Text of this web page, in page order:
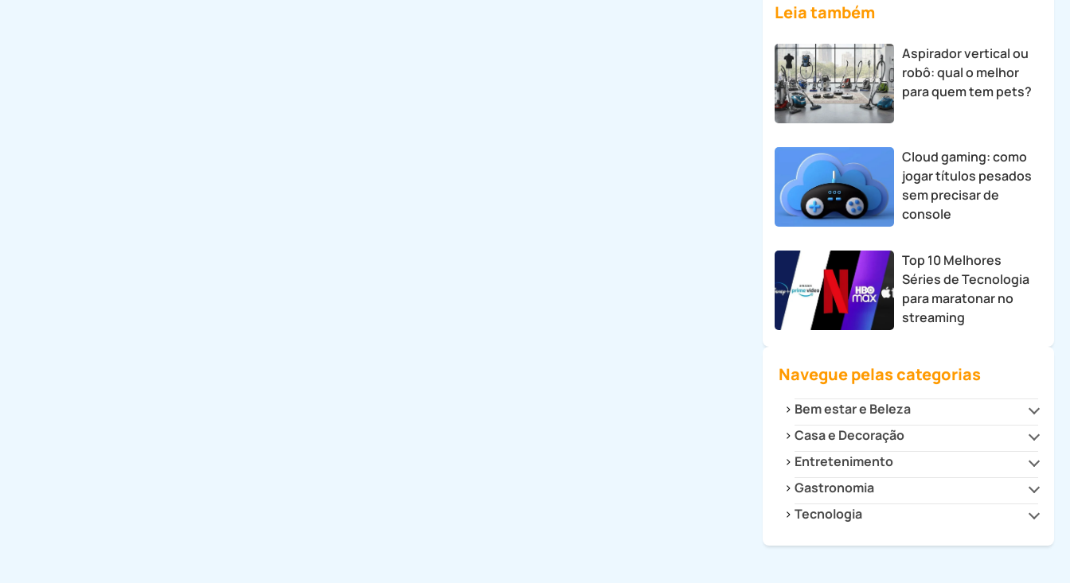
Leia também
Aspirador vertical ou
robô: qual o melhor
para quem tem pets?
Cloud gaming: como
jogar títulos pesados
sem precisar de
console
Top 10 Melhores
Séries de Tecnologia
para maratonar no
streaming
Navegue pelas categorias
Bem estar e Beleza
Beleza e Estilo
Saúde
Casa e Decoração
Cozinha
Decoração
Dicas para Casa
Eletrodomésticos
Entretenimento
Cultura
Filmes e Séries
Games
Gastronomia
Drinks e Bebidas
Tecnologia